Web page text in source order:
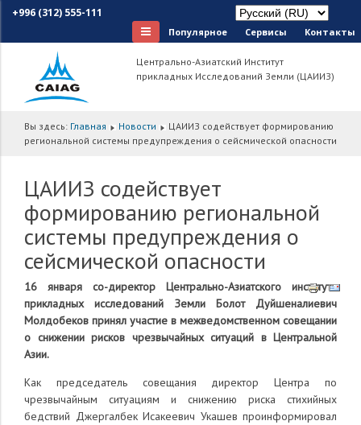
+996 (312) 555-111
Популярное Сервисы Контакты
Центрально-Азиатский Институт
прикладных Исследований Земли (ЦАИИЗ)
Вы здесь: Главная Новости
ЦАИИЗ содействует формированию
региональной системы предупреждения о сейсмической опасности
ЦАИИЗ содействует
формированию региональной
системы предупреждения о
сейсмической опасности
16 января со-директор Центрально-Азиатского института
прикладных исследований Земли Болот Дуйшеналиевич
Молдобеков принял участие в межведомственном совещании
о снижении рисков чрезвычайных ситуаций в Центральной
Азии.
Как председатель совещания директор Центра по
чрезвычайным ситуациям и снижению риска стихийных
бедствий Джергалбек Исакеевич Укашев проинформировал